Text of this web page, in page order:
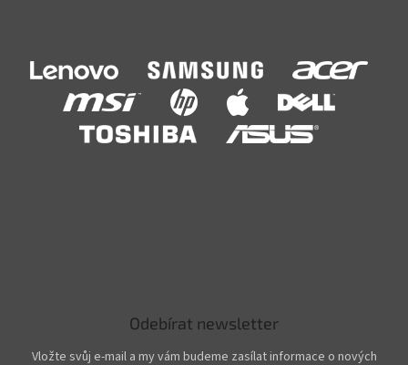
Odebírat newsletter
Vložte svůj e-mail a my vám budeme zasílat informace o nových